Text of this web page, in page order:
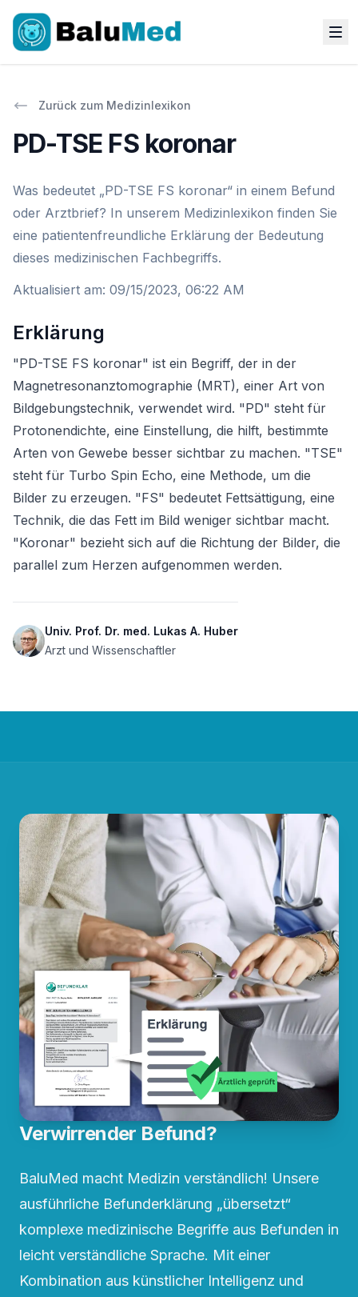
Zurück zum Medizinlexikon
PD-TSE FS koronar
Was bedeutet „PD-TSE FS koronar“ in einem Befund
oder Arztbrief? In unserem Medizinlexikon finden Sie
eine patientenfreundliche Erklärung der Bedeutung
dieses medizinischen Fachbegriffs.
Aktualisiert am: 09/15/2023, 06:22 AM
Erklärung
"PD-TSE FS koronar" ist ein Begriff, der in der
Magnetresonanztomographie (MRT), einer Art von
Bildgebungstechnik, verwendet wird. "PD" steht für
Protonendichte, eine Einstellung, die hilft, bestimmte
Arten von Gewebe besser sichtbar zu machen. "TSE"
steht für Turbo Spin Echo, eine Methode, um die
Bilder zu erzeugen. "FS" bedeutet Fettsättigung, eine
Technik, die das Fett im Bild weniger sichtbar macht.
"Koronar" bezieht sich auf die Richtung der Bilder, die
parallel zum Herzen aufgenommen werden.
Univ. Prof. Dr. med. Lukas A. Huber
Arzt und Wissenschaftler
Verwirrender Befund?
BaluMed macht Medizin verständlich! Unsere
ausführliche Befunderklärung „übersetzt“
komplexe medizinische Begriffe aus Befunden in
leicht verständliche Sprache. Mit einer
Kombination aus künstlicher Intelligenz und